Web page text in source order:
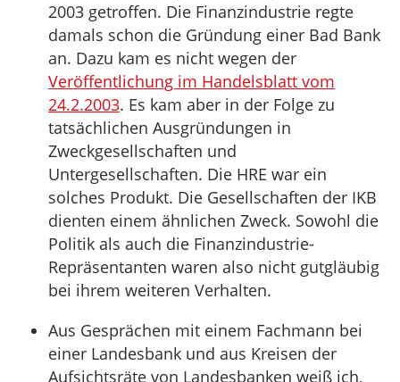
2003 getroffen. Die Finanzindustrie regte
damals schon die Gründung einer Bad Bank
an. Dazu kam es nicht wegen der
Veröffentlichung im Handelsblatt vom
24.2.2003. Es kam aber in der Folge zu
tatsächlichen Ausgründungen in
Zweckgesellschaften und
Untergesellschaften. Die HRE war ein
solches Produkt. Die Gesellschaften der IKB
dienten einem ähnlichen Zweck. Sowohl die
Politik als auch die Finanzindustrie-
Repräsentanten waren also nicht gutgläubig
bei ihrem weiteren Verhalten.
Aus Gesprächen mit einem Fachmann bei
einer Landesbank und aus Kreisen der
Aufsichtsräte von Landesbanken weiß ich,